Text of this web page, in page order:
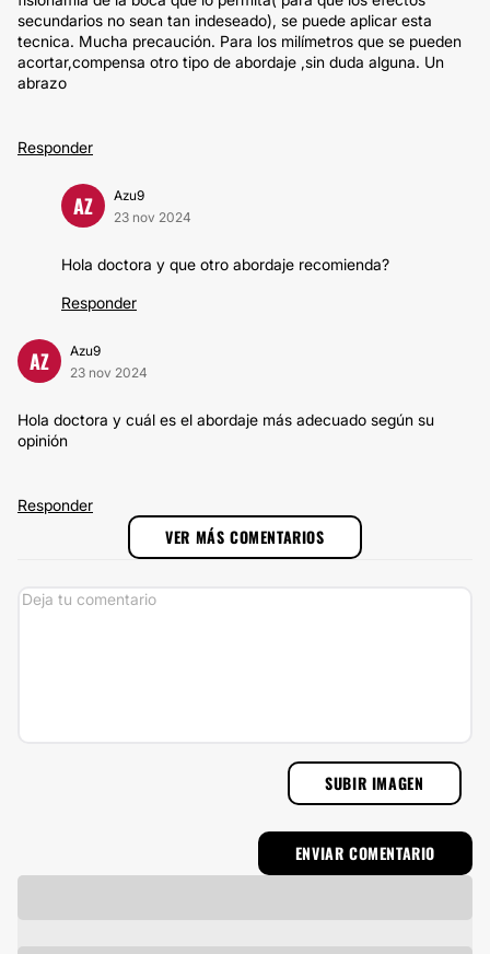
secundarios no sean tan indeseado), se puede aplicar esta
tecnica. Mucha precaución. Para los milímetros que se pueden
acortar,compensa otro tipo de abordaje ,sin duda alguna. Un
abrazo
Responder
AZ
Azu9
23 nov 2024
Hola doctora y que otro abordaje recomienda?
Responder
AZ
Azu9
23 nov 2024
Hola doctora y cuál es el abordaje más adecuado según su
opinión
Responder
VER MÁS COMENTARIOS
SUBIR IMAGEN